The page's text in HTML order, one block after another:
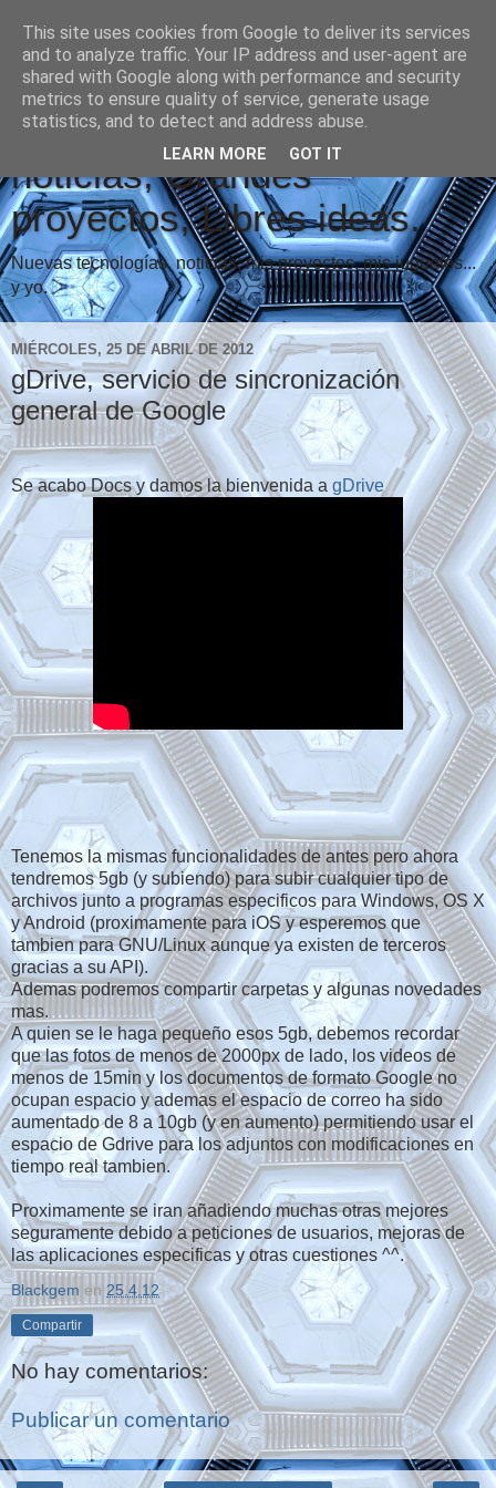
Vindicare Blog: Buenas
noticias, Grandes
proyectos, Libres ideas.
Nuevas tecnologías, noticias, mis proyectos, mis juguetes...
y yo.
MIÉRCOLES, 25 DE ABRIL DE 2012
gDrive, servicio de sincronización
general de Google
Se acabo Docs y damos la bienvenida a gDrive
Tenemos la mismas funcionalidades de antes pero ahora
tendremos 5gb (y subiendo) para subir cualquier tipo de
archivos junto a programas especificos para Windows, OS X
y Android (proximamente para iOS y esperemos que
tambien para GNU/Linux aunque ya existen de terceros
gracias a su API).
Ademas podremos compartir carpetas y algunas novedades
mas.
A quien se le haga pequeño esos 5gb, debemos recordar
que las fotos de menos de 2000px de lado, los videos de
menos de 15min y los documentos de formato Google no
ocupan espacio y ademas el espacio de correo ha sido
aumentado de 8 a 10gb (y en aumento) permitiendo usar el
espacio de Gdrive para los adjuntos con modificaciones en
tiempo real tambien.
Proximamente se iran añadiendo muchas otras mejores
seguramente debido a peticiones de usuarios, mejoras de
las aplicaciones especificas y otras cuestiones ^^.
Blackgem en 25.4.12
Compartir
No hay comentarios:
Publicar un comentario
This site uses cookies from Google to deliver its services
and to analyze traffic. Your IP address and user-agent are
shared with Google along with performance and security
metrics to ensure quality of service, generate usage
statistics, and to detect and address abuse.
LEARN MORE GOT IT